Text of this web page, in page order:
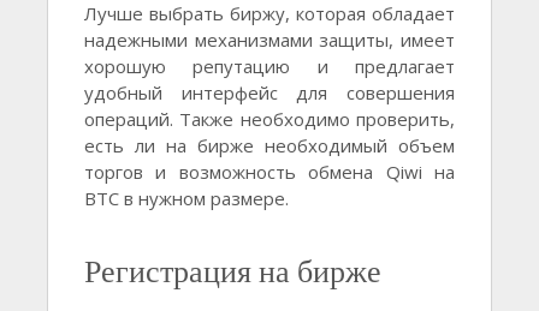
Лучше выбрать биржу, которая обладает
надежными механизмами защиты, имеет
хорошую репутацию и предлагает
удобный интерфейс для совершения
операций. Также необходимо проверить,
есть ли на бирже необходимый объем
торгов и возможность обмена Qiwi на
BTC в нужном размере.
Регистрация на бирже